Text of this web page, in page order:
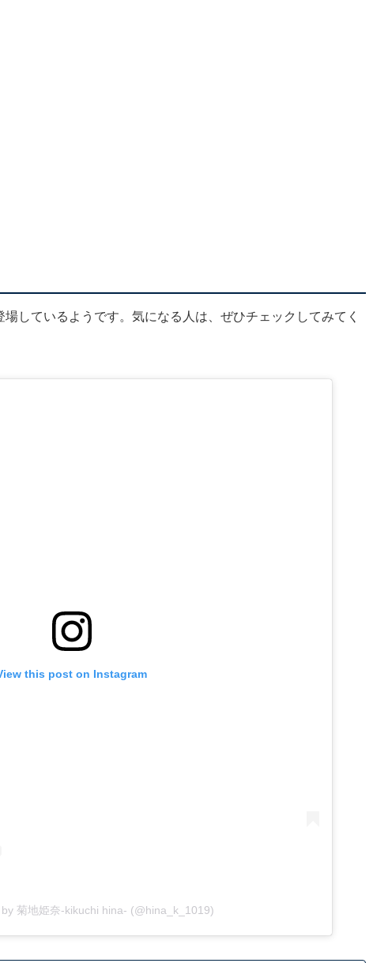
しているようです。気になる人は、ぜひチェックしてみてく
this post on Instagram
菊地姫奈-kikuchi hina- (@hina_k_1019)